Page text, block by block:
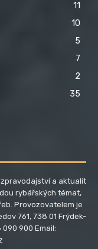
11
10
5
7
2
35
zpravodajství a aktualit
rybářských témat,
Provozovatelem je
761, 738 01 Frýdek-
090 900 Email: